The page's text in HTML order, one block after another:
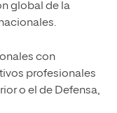
global de la
con
profesionales
o el de Defensa,